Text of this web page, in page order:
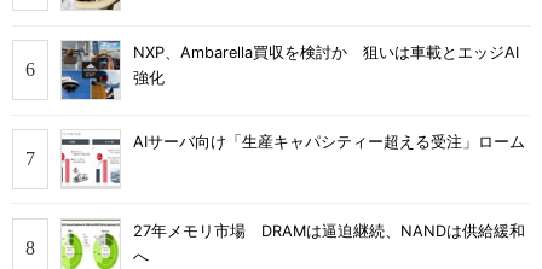
NXP、Ambarella買収を検討か 狙いは車載とエッジAI
強化
AIサーバ向け「生産キャパシティー超える受注」ローム
27年メモリ市場 DRAMは逼迫継続、NANDは供給緩和
へ